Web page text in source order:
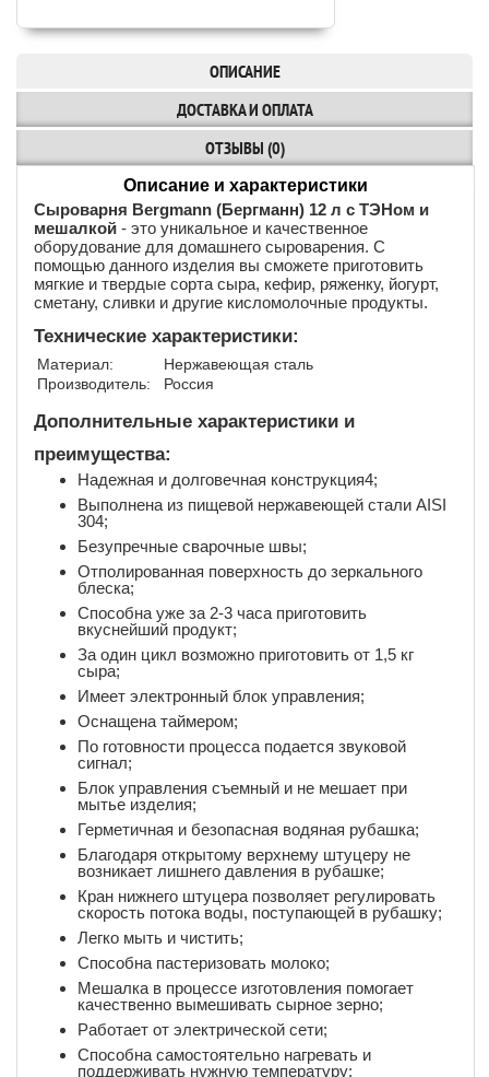
ОПИСАНИЕ
ДОСТАВКА И ОПЛАТА
ОТЗЫВЫ (0)
Описание и характеристики
Сыроварня Bergmann (Бергманн) 12 л c ТЭНом и
мешалкой - это уникальное и качественное
оборудование для домашнего сыроварения. С
помощью данного изделия вы сможете приготовить
мягкие и твердые сорта сыра, кефир, ряженку, йогурт,
сметану, сливки и другие кисломолочные продукты.
Технические характеристики:
Материал:
Нержавеющая сталь
Производитель:
Россия
Дополнительные характеристики и
преимущества:
Надежная и долговечная конструкция4;
Выполнена из пищевой нержавеющей стали AISI
304;
Безупречные сварочные швы;
Отполированная поверхность до зеркального
блеска;
Способна уже за 2-3 часа приготовить
вкуснейший продукт;
За один цикл возможно приготовить от 1,5 кг
сыра;
Имеет электронный блок управления;
Оснащена таймером;
По готовности процесса подается звуковой
сигнал;
Блок управления съемный и не мешает при
мытье изделия;
Герметичная и безопасная водяная рубашка;
Благодаря открытому верхнему штуцеру не
возникает лишнего давления в рубашке;
Кран нижнего штуцера позволяет регулировать
скорость потока воды, поступающей в рубашку;
Легко мыть и чистить;
Способна пастеризовать молоко;
Мешалка в процессе изготовления помогает
качественно вымешивать сырное зерно;
Работает от электрической сети;
Способна самостоятельно нагревать и
поддерживать нужную температуру;